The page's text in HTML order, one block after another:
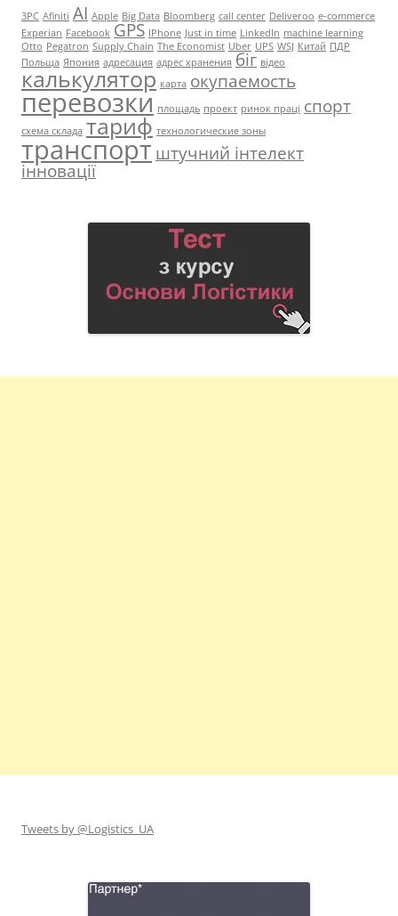
3PC Afiniti AI Apple Big Data Bloomberg call center Deliveroo e-commerce
Experian Facebook GPS IPhone Just in time LinkedIn machine learning
Otto Pegatron Supply Chain The Economist Uber UPS WSJ Китай ПДР
Польща Япония адресация адрес хранения біг відео
калькулятор карта окупаемость
перевозки площадь проект ринок праці спорт
схема склада тариф технологические зоны
транспортштучний інтелект
інновації
Tweets by @Logistics_UA